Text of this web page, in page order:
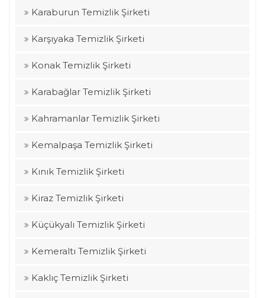
Karaburun Temizlik Şirketi
Karşıyaka Temizlik Şirketi
Konak Temizlik Şirketi
Karabağlar Temizlik Şirketi
Kahramanlar Temizlik Şirketi
Kemalpaşa Temizlik Şirketi
Kınık Temizlik Şirketi
Kiraz Temizlik Şirketi
Küçükyalı Temizlik Şirketi
Kemeraltı Temizlik Şirketi
Kaklıç Temizlik Şirketi